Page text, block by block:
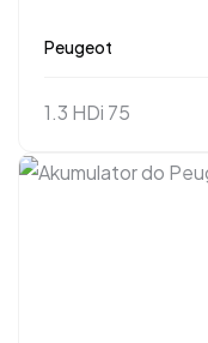
Peugeot
1.3 HDi 75